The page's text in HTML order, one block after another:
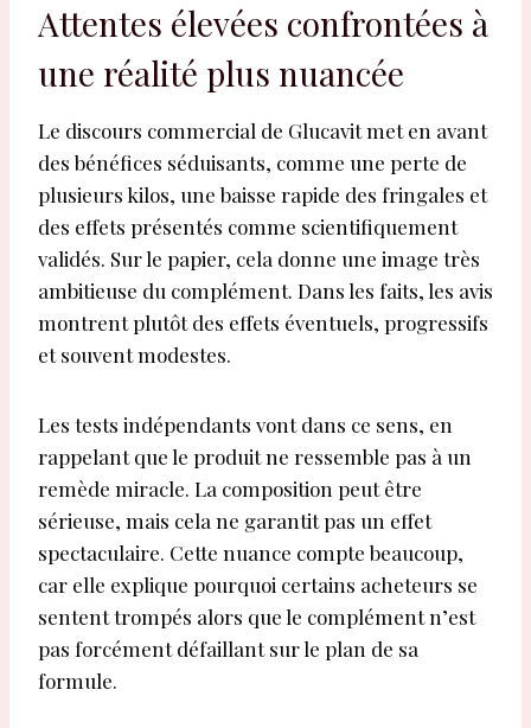
Attentes élevées confrontées à
une réalité plus nuancée
Le discours commercial de Glucavit met en avant
des bénéfices séduisants, comme une perte de
plusieurs kilos, une baisse rapide des fringales et
des effets présentés comme scientifiquement
validés. Sur le papier, cela donne une image très
ambitieuse du complément. Dans les faits, les avis
montrent plutôt des effets éventuels, progressifs
et souvent modestes.
Les tests indépendants vont dans ce sens, en
rappelant que le produit ne ressemble pas à un
remède miracle. La composition peut être
sérieuse, mais cela ne garantit pas un effet
spectaculaire. Cette nuance compte beaucoup,
car elle explique pourquoi certains acheteurs se
sentent trompés alors que le complément n’est
pas forcément défaillant sur le plan de sa
formule.